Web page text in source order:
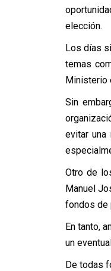
elección.
Los días
temas
Ministerio
Sin
evitar
Otro de
Manuel
fondos de
En tanto,
un
De todas